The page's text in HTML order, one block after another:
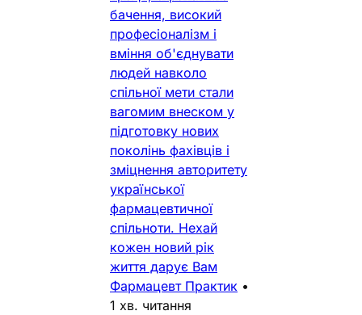
бачення, високий
професіоналізм і
вміння об'єднувати
людей навколо
спільної мети стали
вагомим внеском у
підготовку нових
поколінь фахівців і
зміцнення авторитету
української
фармацевтичної
спільноти. Нехай
кожен новий рік
життя дарує Вам
Фармацевт Практик •
1 хв. читання